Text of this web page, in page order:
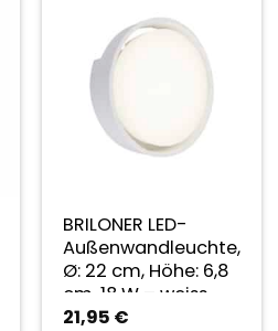
BRILONER LED-
Außenwandleuchte,
Ø: 22 cm, Höhe: 6,8
cm, 18 W – weiss
21,95 €